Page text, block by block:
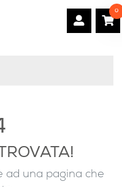
0
ad una pagina che